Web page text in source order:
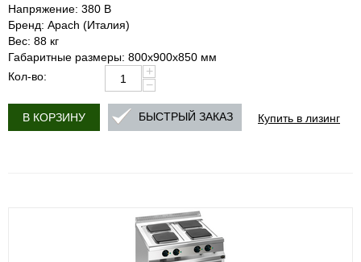
Напряжение: 380 В
Бренд: Apach (Италия)
Вес: 88 кг
Габаритные размеры: 800х900х850 мм
Кол-во:
+
−
В КОРЗИНУ Купить в лизинг
БЫСТРЫЙ ЗАКАЗ